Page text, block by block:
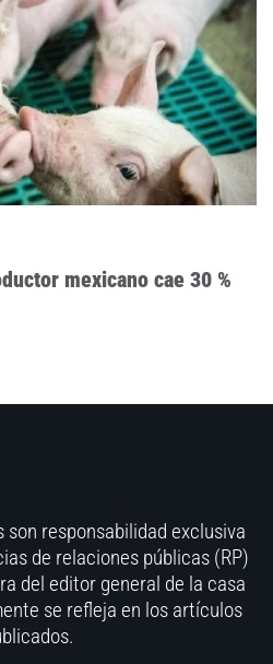
mexicano cae 30 %
responsabilidad exclusiva
de relaciones públicas (RP)
del editor general de la casa
se refleja en los artículos